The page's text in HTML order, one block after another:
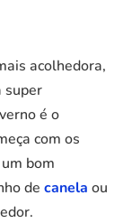
acolhedora,
super
é o
com os
bom
de canela ou